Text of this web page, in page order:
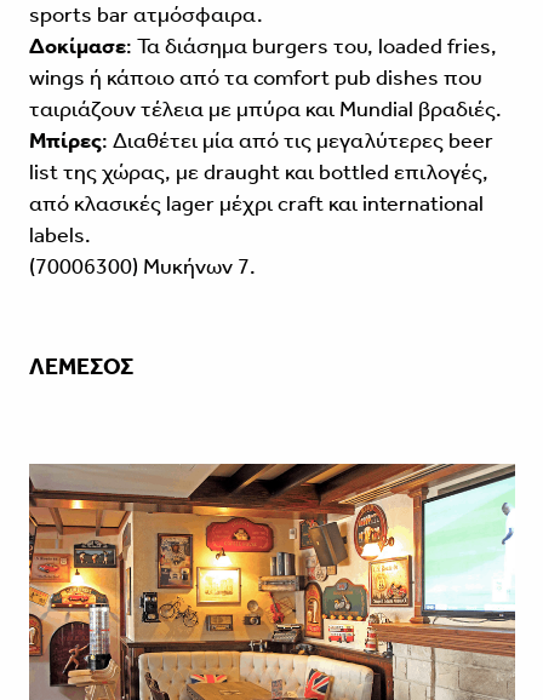
sports bar ατμόσφαιρα.
Δοκίμασε: Τα διάσημα burgers του, loaded fries,
wings ή κάποιο από τα comfort pub dishes που
ταιριάζουν τέλεια με μπύρα και Mundial βραδιές.
Μπίρες: Διαθέτει μία από τις μεγαλύτερες beer
list της χώρας, με draught και bottled επιλογές,
από κλασικές lager μέχρι craft και international
labels.
(70006300) Μυκήνων 7.
ΛΕΜΕΣΟΣ